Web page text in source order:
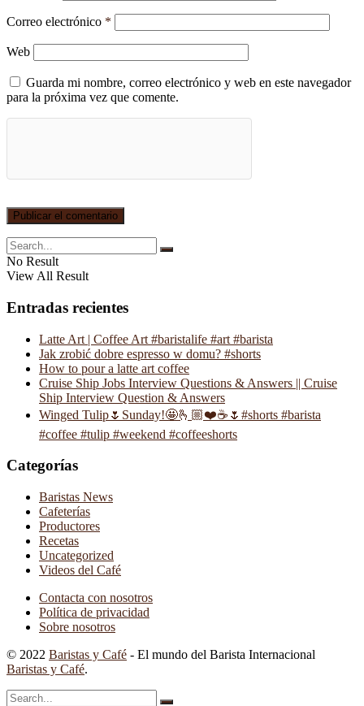
Correo electrónico *
Web
Guarda mi nombre, correo electrónico y web en este navegador
para la próxima vez que comente.
No Result
View All Result
Entradas recientes
Latte Art | Coffee Art #baristalife #art #barista
Jak zrobić dobre espresso w domu? #shorts
How to pour a latte art coffee
Cruise Ship Jobs Interview Questions & Answers || Cruise
Ship Interview Question & Answers
Winged Tulip🌷Sunday!🤩🫰🏼❤️☕️🌷#shorts #barista
#coffee #tulip #weekend #coffeeshorts
Categorías
Baristas News
Cafeterías
Productores
Recetas
Uncategorized
Videos del Café
Contacta con nosotros
Política de privacidad
Sobre nosotros
© 2022 Baristas y Café - El mundo del Barista Internacional
Baristas y Café.